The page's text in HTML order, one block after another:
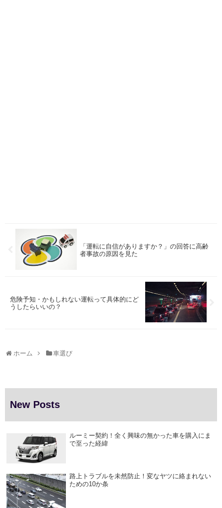
「運転に自信がありますか？」の回答に高齢
者事故の原因を見た
危険予知・かもしれない運転って具体的にど
うしたらいいの？
ホーム 車選び
New Posts
ルーミー契約！全く興味の無かった車を購入にま
で至った経緯
路上トラブルを未然防止！変なヤツに絡まれない
ための10か条